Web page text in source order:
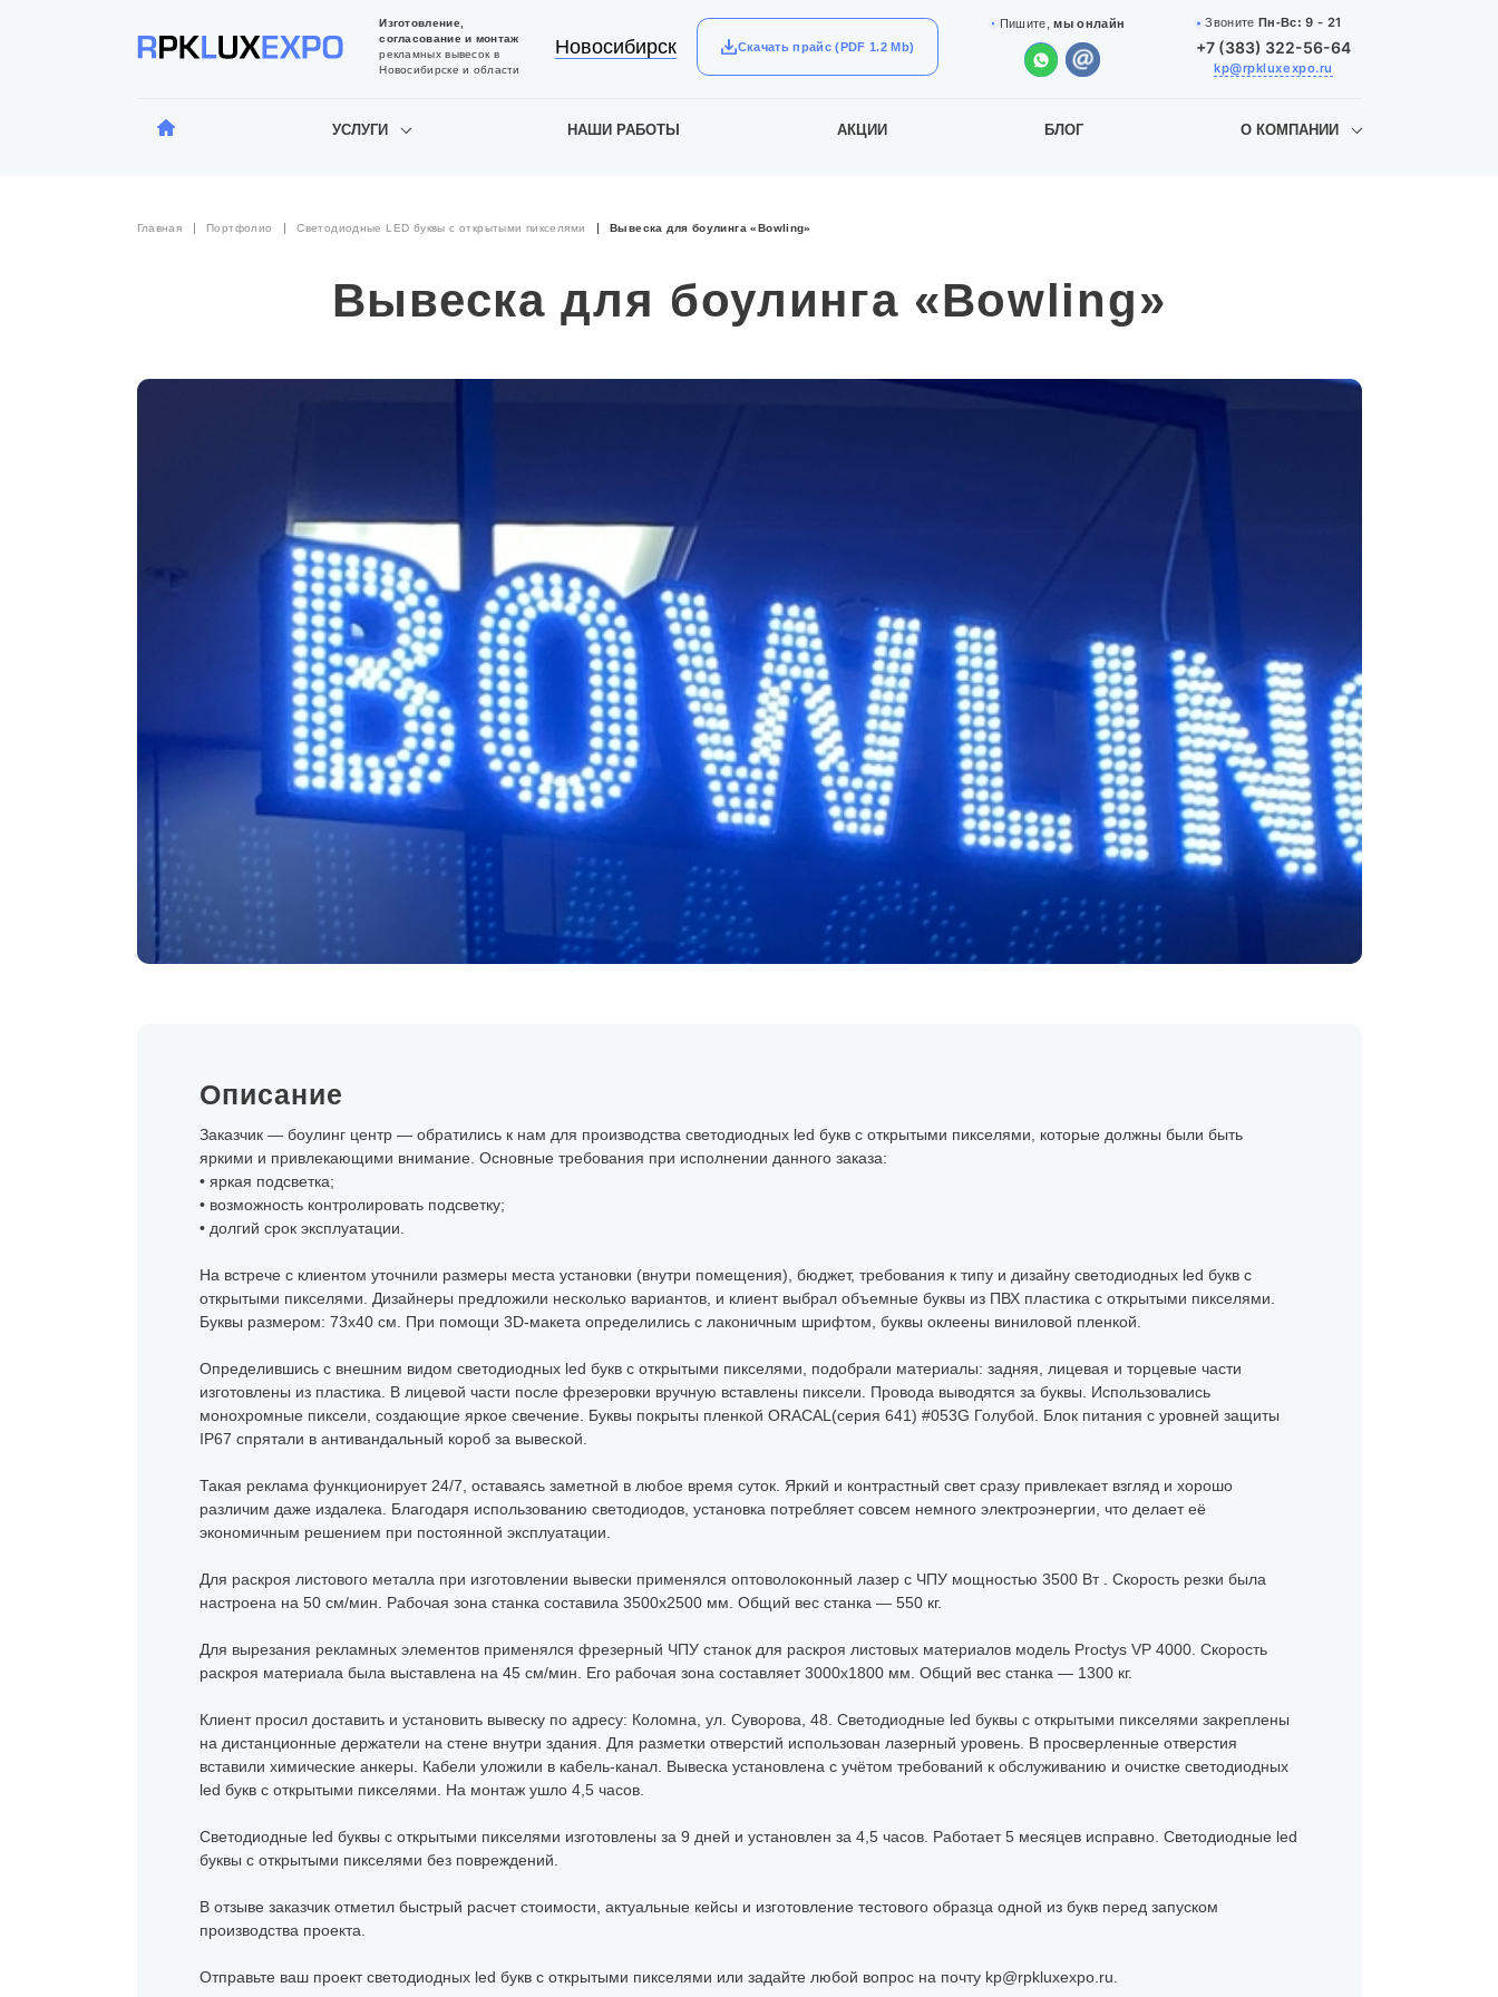
Изготовление,
согласование и монтаж
рекламных вывесок в
Новосибирске и области
Новосибирск Скачать прайс (PDF 1.2 Mb)
Пишите,мы онлайн Звоните Пн-Вс:9 - 21
+7 (383) 322-56-64
kp@rpkluxexpo.ru
УСЛУГИ НАШИ РАБОТЫ АКЦИИ БЛОГ О КОМПАНИИ
Главная Портфолио Светодиодные LED буквы с открытыми пикселями Вывеска для боулинга «Bowling»
Вывеска для боулинга «Bowling»
Описание
Заказчик — боулинг центр — обратились к нам для производства светодиодных led букв с открытыми пикселями, которые должны были быть
яркими и привлекающими внимание. Основные требования при исполнении данного заказа:
• яркая подсветка;
• возможность контролировать подсветку;
• долгий срок эксплуатации.
На встрече с клиентом уточнили размеры места установки (внутри помещения), бюджет, требования к типу и дизайну светодиодных led букв с
открытыми пикселями. Дизайнеры предложили несколько вариантов, и клиент выбрал объемные буквы из ПВХ пластика с открытыми пикселями.
Буквы размером: 73х40 см. При помощи 3D-макета определились с лаконичным шрифтом, буквы оклеены виниловой пленкой.
Определившись с внешним видом светодиодных led букв с открытыми пикселями, подобрали материалы: задняя, лицевая и торцевые части
изготовлены из пластика. В лицевой части после фрезеровки вручную вставлены пиксели. Провода выводятся за буквы. Использовались
монохромные пиксели, создающие яркое свечение. Буквы покрыты пленкой ORACAL(серия 641) #053G Голубой. Блок питания с уровней защиты
IP67 спрятали в антивандальный короб за вывеской.
Такая реклама функционирует 24/7, оставаясь заметной в любое время суток. Яркий и контрастный свет сразу привлекает взгляд и хорошо
различим даже издалека. Благодаря использованию светодиодов, установка потребляет совсем немного электроэнергии, что делает её
экономичным решением при постоянной эксплуатации.
Для раскроя листового металла при изготовлении вывески применялся оптоволоконный лазер с ЧПУ мощностью 3500 Вт . Скорость резки была
настроена на 50 см/мин. Рабочая зона станка составила 3500х2500 мм. Общий вес станка — 550 кг.
Для вырезания рекламных элементов применялся фрезерный ЧПУ станок для раскроя листовых материалов модель Proctys VP 4000. Скорость
раскроя материала была выставлена на 45 см/мин. Его рабочая зона составляет 3000х1800 мм. Общий вес станка — 1300 кг.
Клиент просил доставить и установить вывеску по адресу: Коломна, ул. Суворова, 48. Светодиодные led буквы с открытыми пикселями закреплены
на дистанционные держатели на стене внутри здания. Для разметки отверстий использован лазерный уровень. В просверленные отверстия
вставили химические анкеры. Кабели уложили в кабель-канал. Вывеска установлена с учётом требований к обслуживанию и очистке светодиодных
led букв с открытыми пикселями. На монтаж ушло 4,5 часов.
Светодиодные led буквы с открытыми пикселями изготовлены за 9 дней и установлен за 4,5 часов. Работает 5 месяцев исправно. Светодиодные led
буквы с открытыми пикселями без повреждений.
В отзыве заказчик отметил быстрый расчет стоимости, актуальные кейсы и изготовление тестового образца одной из букв перед запуском
производства проекта.
Отправьте ваш проект светодиодных led букв с открытыми пикселями или задайте любой вопрос на почту kp@rpkluxexpo.ru.